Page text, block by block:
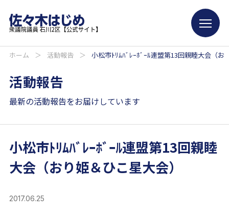
ホーム ＞ 活動報告 ＞ 小松市ﾄﾘﾑﾊﾞﾚｰﾎﾞｰﾙ連盟第13回親睦大会（お
活動報告
最新の活動報告をお届けしています
小松市ﾄﾘﾑﾊﾞﾚｰﾎﾞｰﾙ連盟第13回親睦
大会（おり姫＆ひこ星大会）
2017.06.25